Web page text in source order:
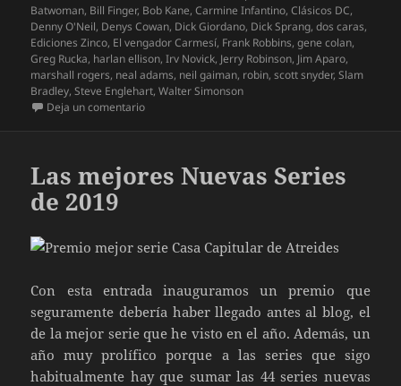
el
Batwoman, Bill Finger, Bob Kane,Carmine Infantino,Clásicos DC,
Denny O'Neil, Denys Cowan, Dick Giordano, Dick Sprang,dos caras,
Ediciones Zinco, El vengador Carmesí, Frank Robbins,gene colan,
Greg Rucka, harlan ellison,Irv Novick, Jerry Robinson, Jim Aparo,
marshall rogers, neal adams, neil gaiman, robin,scott snyder,Slam
Bradley,Steve Englehart,Walter Simonson
Deja un comentarioen Detective Comics. 80 años de Batman
Las mejores Nuevas Series
de 2019
Con esta entrada inauguramos un premio que
seguramente debería haber llegado antes al blog, el
de la mejor serie que he visto en el año. Además, un
año muy prolífico porque a las series que sigo
habitualmente hay que sumar las 44 series nuevas